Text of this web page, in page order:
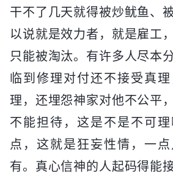
干不了几天就得被炒鱿鱼、
以说就是效力者，就是雇工
只能被淘汰。有许多人尽本
临到修理对付还不接受真
理，还埋怨神家对他不公平
不能担待，这是不是不可
点，这就是狂妄性情，一
有。真心信神的人起码得能